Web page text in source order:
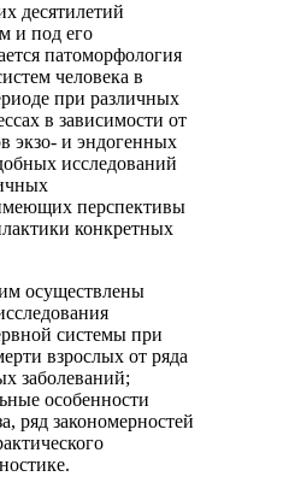
десятилетий
и под его
патоморфология
человека в
при различных
в зависимости от
экзо- и эндогенных
исследований
перспективы
конкретных
осуществлены
системы при
взрослых от ряда
заболеваний;
особенности
ряд закономерностей